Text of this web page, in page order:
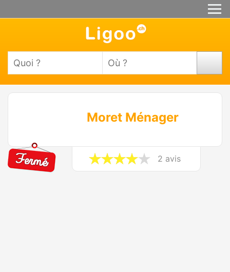
Moret Ménager
2 avis